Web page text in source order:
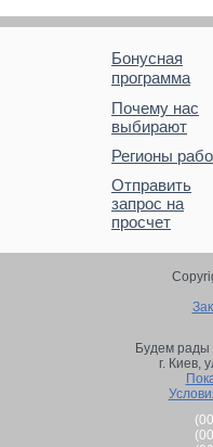
Бонусная
программа
Почему нас
выбирают
Регионы
Отправить
запрос на
просчет
Будем рады
г. Киев,